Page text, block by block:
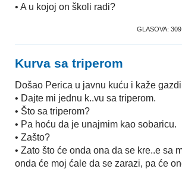
• A u kojoj on školi radi?
GLASOVA: 309
Kurva sa triperom
Došao Perica u javnu kuću i kaže
• Dajte mi jednu k..vu sa triperom.
• Što sa triperom?
• Pa hoću da je unajmim kao sobaricu.
• Zašto?
• Zato što će onda ona da se kre..e sa
onda će moj ćale da se zarazi, pa će